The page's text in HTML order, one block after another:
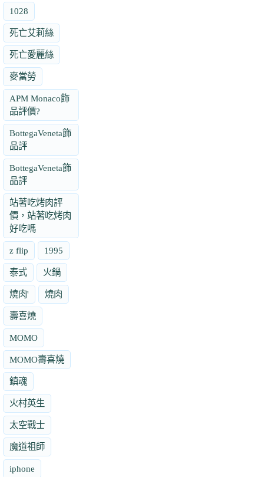
1028
死亡艾莉絲
死亡愛麗絲
麥當勞
APM Monaco飾
品評價?
BottegaVeneta飾
品評
BottegaVeneta飾
品評
站著吃烤肉評
價，站著吃烤肉
好吃嗎
z flip 1995
泰式 火鍋
燒肉' 燒肉
壽喜燒
MOMO
MOMO壽喜燒
鎮魂
火村英生
太空戰士
魔道祖師
iphone